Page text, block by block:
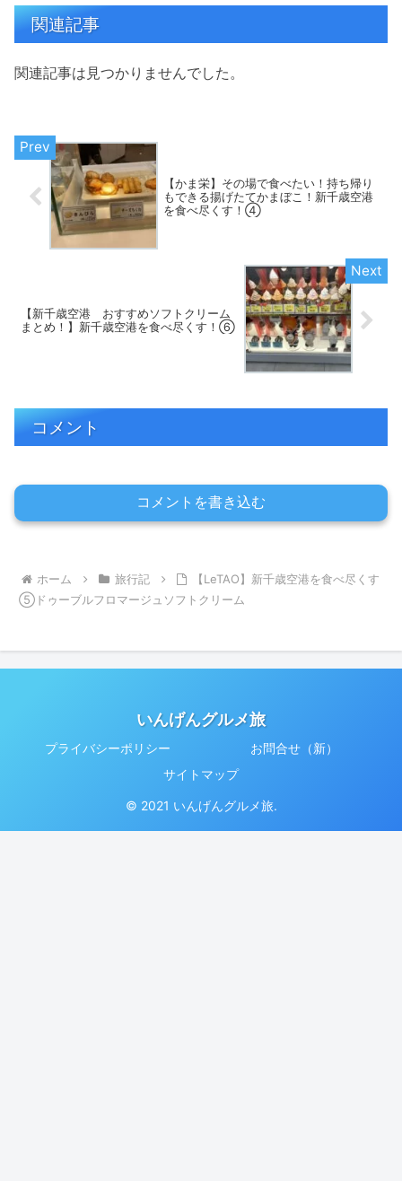
関連記事
関連記事は見つかりませんでした。
【かま栄】その場で食べたい！持ち帰り
もできる揚げたてかまぼこ！新千歳空港
を食べ尽くす！④
【新千歳空港 おすすめソフトクリーム
まとめ！】新千歳空港を食べ尽くす！⑥
コメント
コメントを書き込む
ホーム 旅行記
【LeTAO】新千歳空港を食べ尽くす
⑤ドゥーブルフロマージュソフトクリーム
いんげんグルメ旅
プライバシーポリシー
お問合せ（新）
サイトマップ
© 2021 いんげんグルメ旅.